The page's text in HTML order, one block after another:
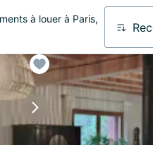
à louer à Paris,